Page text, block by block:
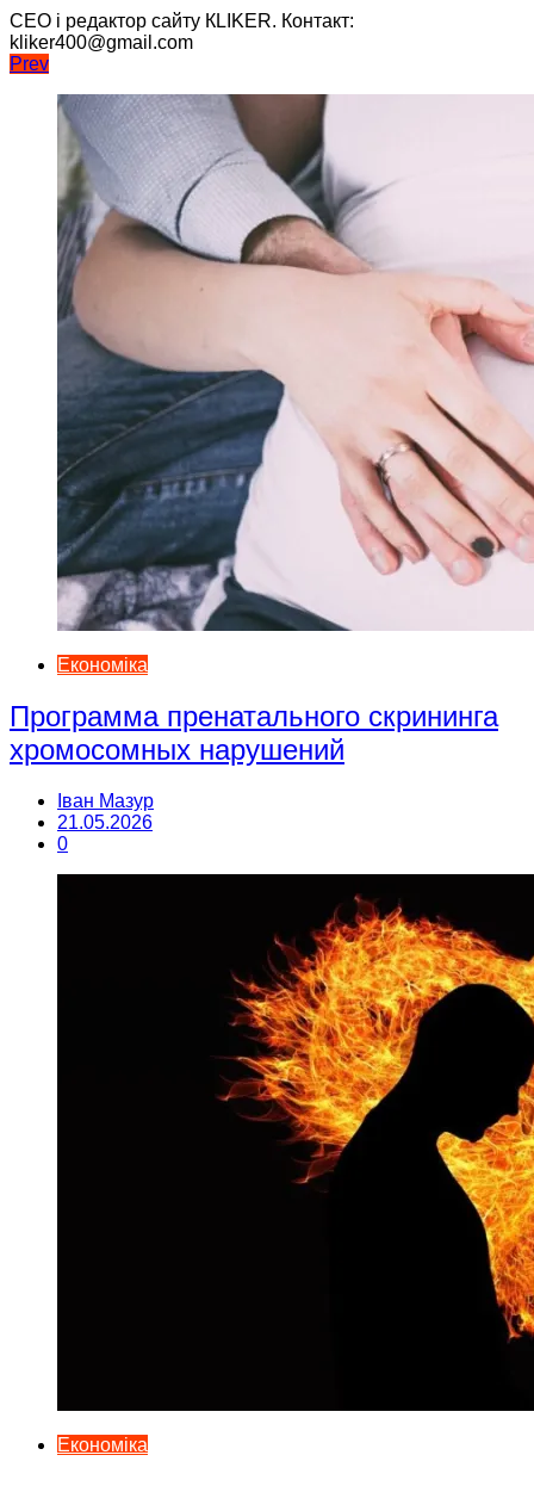
CEO і редактор сайту КLIKER. Контакт:
kliker400@gmail.com
Навігація
записів
Prev
Економіка
Программа пренатального скрининга
хромосомных нарушений
Іван Мазур
21.05.2026
0
Економіка